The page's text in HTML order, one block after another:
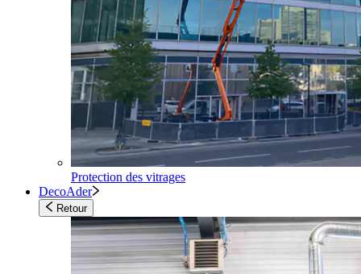
Protection des vitrages
DecoAder
Retour